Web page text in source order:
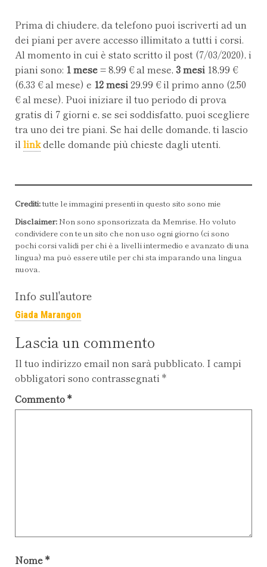
Prima di chiudere, da telefono puoi iscriverti ad un
dei piani per avere accesso illimitato a tutti i corsi.
Al momento in cui è stato scritto il post (7/03/2020), i
piani sono: 1 mese= 8,99 € al mese, 3 mesi 18,99 €
(6,33 € al mese) e 12 mesi29,99 € il primo anno (2,50
€ al mese). Puoi iniziare il tuo periodo di prova
gratis di 7 giorni e, se sei soddisfatto, puoi scegliere
tra uno dei tre piani. Se hai delle domande, ti lascio
illinkdelle domande più chieste dagli utenti.
Crediti:tutte le immagini presenti in questo sito sono mie
Disclaimer:Non sono sponsorizzata da Memrise. Ho voluto
condividere con te un sito che non uso ogni giorno (ci sono
pochi corsi validi per chi è a livelli intermedio e avanzato di una
lingua) ma può essere utile per chi sta imparando una lingua
nuova.
Info sull'autore
Giada Marangon
Lascia un commento
Il tuo indirizzo email non sarà pubblicato. I campi
obbligatori sono contrassegnati *
Commento*
Nome*